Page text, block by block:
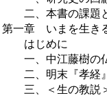
二、本書の課題
第一章 いまを生き
はじめに
一、中江藤樹の
二、明末『孝経』
三、＜生の教説